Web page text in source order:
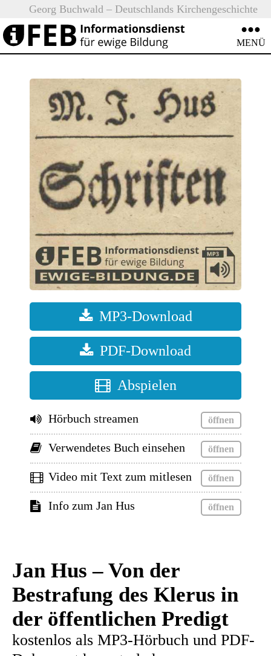
Georg Buchwald – Deutschlands Kirchengeschichte
(Teil 1)
iFEB
MENÜ
MP3-Download
PDF-Download
Abspielen
Hörbuch streamen
Verwendetes Buch einsehen
Video mit Text zum mitlesen
Info zum Jan Hus
Jan Hus – Von der
Bestrafung des Klerus in
der öffentlichen Predigt
kostenlos als MP3-Hörbuch und PDF-